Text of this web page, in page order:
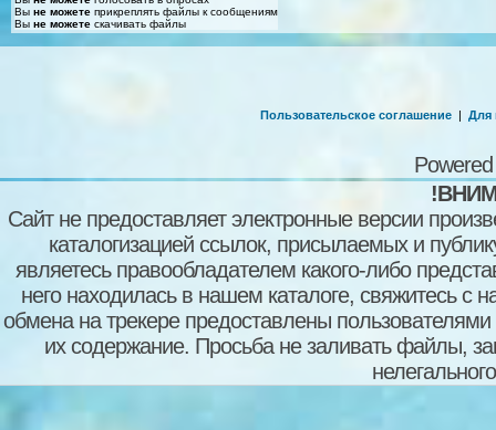
Вы не можете прикреплять файлы к сообщениям
Вы не можете скачивать файлы
Пользовательское соглашение | Для
Сайт не предоставляет электронные версии
каталогизацией ссылок, присылаемых и
являетесь правообладателем какого-либо
него находилась в нашем каталоге, свяжитесь
обмена на трекере предоставлены пользователями
их содержание. Просьба не заливать файлы,